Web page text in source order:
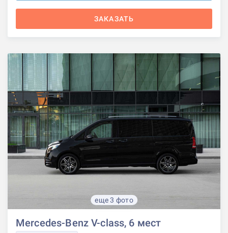
ЗАКАЗАТЬ
еще 3 фото
Mercedes-Benz V-class, 6 мест